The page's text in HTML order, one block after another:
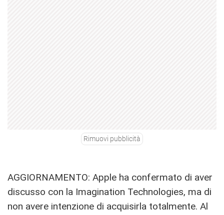
Rimuovi pubblicità
AGGIORNAMENTO: Apple ha confermato di aver
discusso con la Imagination Technologies, ma di
non avere intenzione di acquisirla totalmente. Al